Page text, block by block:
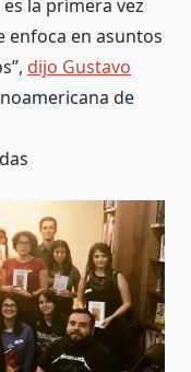
es la primera vez
enfoca en asuntos
dijo Gustavo
de